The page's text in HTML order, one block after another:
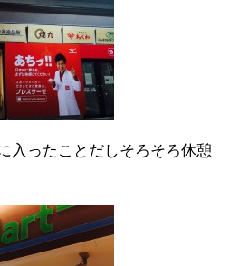
入ったことだしそろそろ休憩